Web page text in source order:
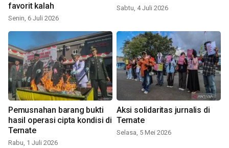
favorit kalah
Senin, 6 Juli 2026
Sabtu, 4 Juli 2026
Pemusnahan barang bukti
hasil operasi cipta kondisi di
Ternate
Rabu, 1 Juli 2026
Aksi solidaritas jurnalis di
Ternate
Selasa, 5 Mei 2026